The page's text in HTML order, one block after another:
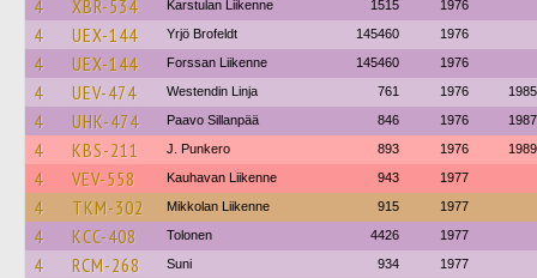
4 XBR-534 Karstulan Liikenne 1515 1976
4 UEX-144 Yrjö Brofeldt 145460 1976
4 UEX-144 Forssan Liikenne 145460 1976
4 UEV-474 Westendin Linja 761 1976 1985
4 UHK-474 Paavo Sillanpää 846 1976 1987
4 KBS-211 J. Punkero 893 1976 1989
4 VEV-558 Kauhavan Liikenne 943 1977
4 TKM-302 Mikkolan Liikenne 915 1977
4 KCC-408 Tolonen 4426 1977
4 RCM-268 Suni 934 1977